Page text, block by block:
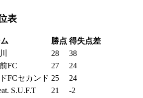
表
勝点 得失点差
28
38
FC 27
24
FCセカンド 25
24
S.U.F.T 21
-2